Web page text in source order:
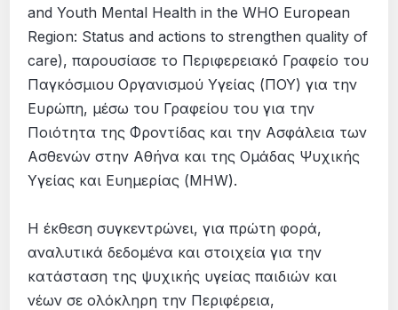
and Youth Mental Health in the WHO European
Region: Status and actions to strengthen quality of
care), παρουσίασε το Περιφερειακό Γραφείο του
Παγκόσμιου Οργανισμού Υγείας (ΠΟΥ) για την
Ευρώπη, μέσω του Γραφείου του για την
Ποιότητα της Φροντίδας και την Ασφάλεια των
Ασθενών στην Αθήνα και της Ομάδας Ψυχικής
Υγείας και Ευημερίας (MHW).
Η έκθεση συγκεντρώνει, για πρώτη φορά,
αναλυτικά δεδομένα και στοιχεία για την
κατάσταση της ψυχικής υγείας παιδιών και
νέων σε ολόκληρη την Περιφέρεια,